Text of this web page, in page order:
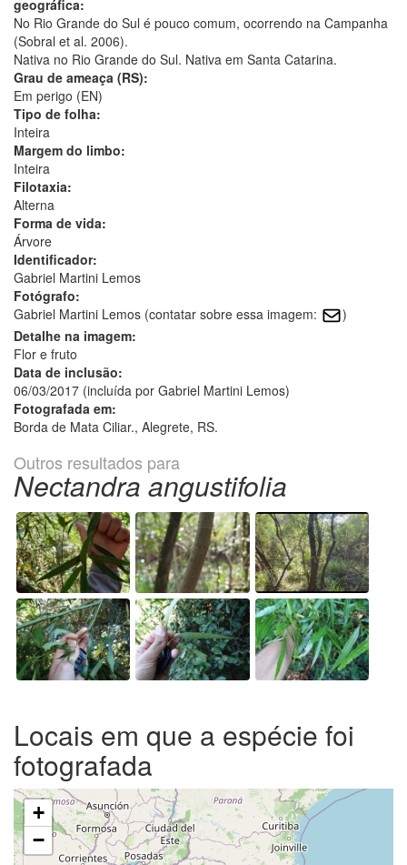
geográfica:
No Rio Grande do Sul é pouco comum, ocorrendo na Campanha
(Sobral et al. 2006).
Nativa no Rio Grande do Sul. Nativa em Santa Catarina.
Grau de ameaça (RS):
Em perigo (EN)
Tipo de folha:
Inteira
Margem do limbo:
Inteira
Filotaxia:
Alterna
Forma de vida:
Árvore
Identificador:
Gabriel Martini Lemos
Fotógrafo:
Gabriel Martini Lemos (contatar sobre essa imagem:
)
Detalhe na imagem:
Flor e fruto
Data de inclusão:
06/03/2017 (incluída por Gabriel Martini Lemos)
Fotografada em:
Borda de Mata Ciliar., Alegrete, RS.
Outros resultados para
Nectandra angustifolia
Locais em que a espécie foi
fotografada
+
−